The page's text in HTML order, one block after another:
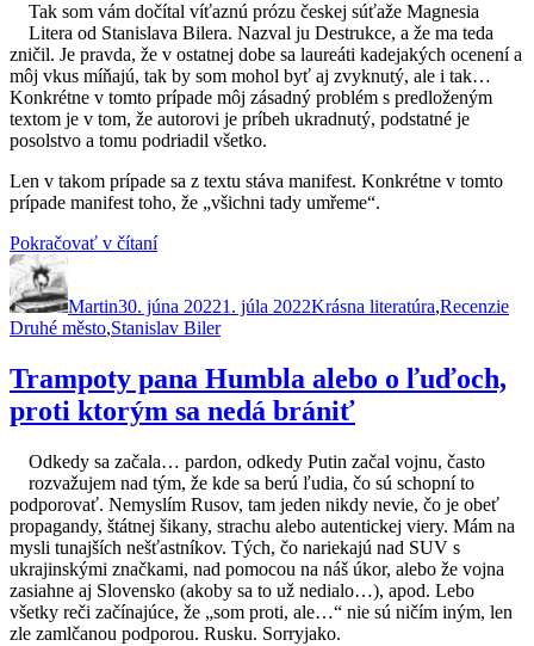
Tak som vám dočítal víťaznú prózu českej súťaže Magnesia
Litera od Stanislava Bilera. Nazval ju Destrukce, a že ma teda
zničil. Je pravda, že v ostatnej dobe sa laureáti kadejakých ocenení a
môj vkus míňajú, tak by som mohol byť aj zvyknutý, ale i tak…
Konkrétne v tomto prípade môj zásadný problém s predloženým
textom je v tom, že autorovi je príbeh ukradnutý, podstatné je
posolstvo a tomu podriadil všetko.
Len v takom prípade sa z textu stáva manifest. Konkrétne v tomto
prípade manifest toho, že „všichni tady umřeme“.
Pokračovať v čítaní„Destrukce,
som
sa
zničiť
Magnesiou
Literou“
Autor
Martin30. júna 20221. júla 2022Krásna literatúra,Recenzie
Druhé město,Stanislav Biler
Trampoty pana Humbla alebo o ľuďoch,
proti ktorým sa nedá brániť
Odkedy sa začala… pardon, odkedy Putin začal vojnu, často
rozvažujem nad tým, že kde sa berú ľudia, čo sú schopní to
podporovať. Nemyslím Rusov, tam jeden nikdy nevie, čo je obeť
propagandy, štátnej šikany, strachu alebo autentickej viery. Mám na
mysli tunajších nešťastníkov. Tých, čo nariekajú nad SUV s
ukrajinskými značkami, nad pomocou na náš úkor, alebo že vojna
zasiahne aj Slovensko (akoby sa to už nedialo…), apod. Lebo
všetky reči začínajúce, že „som proti, ale…“ nie sú ničím iným, len
zle zamlčanou podporou. Rusku. Sorryjako.